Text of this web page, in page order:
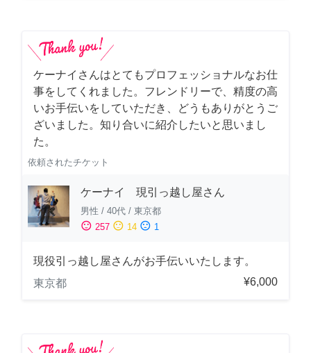
ケーナイさんはとてもプロフェッショナルなお仕
事をしてくれました。フレンドリーで、精度の高
いお手伝いをしていただき、どうもありがとうご
ざいました。知り合いに紹介したいと思いまし
た。
依頼されたチケット
ケーナイ 現引っ越し屋さん
男性 / 40代 / 東京都
sentiment_satisfied 257 sentiment_neutral 14 sentiment_dissatisfied 1
現役引っ越し屋さんがお手伝いいたします。
東京都
¥6,000